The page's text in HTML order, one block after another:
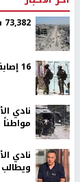
73,382 شهيدا منذ بدء حرب الإبادة على قطاع غزة
16 إصابة جراء اقتحام الاحتلال مخيم قلنديا
نادي